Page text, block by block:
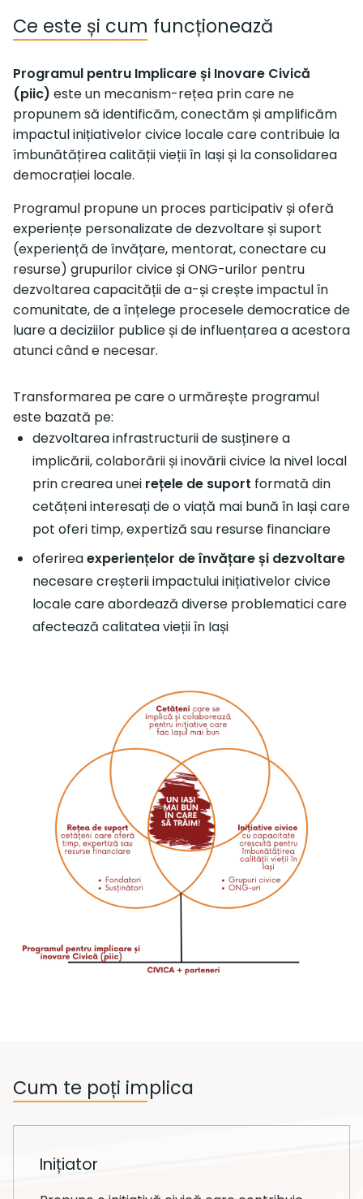
Ce este și cum funcționează
Programul pentru Implicare și Inovare Civică
(piic) este un mecanism-rețea prin care ne
propunem să identificăm, conectăm și amplificăm
impactul inițiativelor civice locale care contribuie la
îmbunătățirea calității vieții în Iași și la consolidarea
democrației locale.
Programul propune un proces participativ și oferă
experiențe personalizate de dezvoltare și suport
(experiență de învățare, mentorat, conectare cu
resurse) grupurilor civice și ONG-urilor pentru
dezvoltarea capacității de a-și crește impactul în
comunitate, de a înțelege procesele democratice de
luare a deciziilor publice și de influențarea a acestora
atunci când e necesar.
Transformarea pe care o urmărește programul
este bazată pe:
dezvoltarea infrastructurii de susținere a
implicării, colaborării și inovării civice la nivel local
prin crearea unei rețele de suport formată din
cetățeni interesați de o viață mai bună în Iași care
pot oferi timp, expertiză sau resurse financiare
oferireaexperiențelor de învățare și dezvoltare
necesare creșterii impactului inițiativelor civice
locale care abordează diverse problematici care
afectează calitatea vieții în Iași
Cum te poți implica
Inițiator